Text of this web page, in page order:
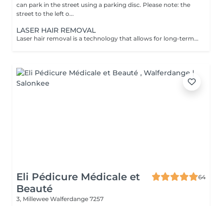
can park in the street using a parking disc. Please note: the
street to the left o...
LASER HAIR REMOVAL
Laser hair removal is a technology that allows for long-term hair reduction by targeting the hair follicle. The treatment is progressive and requires multiple sessions, as well as maintenance sessions, to achieve optimal results. The treatment areas are divided into: Small areas (upper lip, chin, underarms) Medium areas (half legs, half arms) Full body This treatment is suitable for anyone seeking long-lasting and permanent hair reduction. The indicated durations correspond to the total care time and may vary depending on the areas treated. To ensure your safety and the effectiveness of the treatment: No sun or UV exposure within 4 weeks before the session Self-tanning and tanning accelerators are prohibited Please inform us of any ongoing medical treatments (anti-inflammatory drugs, antibiotics) Hair must not be bleached or removed (wax, tweezers, epilator) within 2 weeks before the session The treatment area must be shaved 24 hours before the session No product or cream should be applied to the treated area on the day of the appointment The treatment is not performed on pregnant or breastfeeding women If these conditions are not met, the session may be postponed or canceled to ensure your safety and the effectiveness of the treatment. If the area is not shaved on the day of the appointment, an additional charge of €20 may apply.
Eli Pédicure Médicale et
Beauté
64
3, Millewee Walferdange 7257